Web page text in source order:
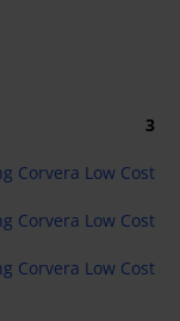
3
Corvera Low Cost
Corvera Low Cost
Corvera Low Cost